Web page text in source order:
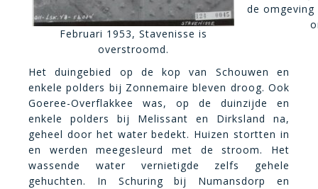
Februari 1953, Stavenisse is
overstroomd.
de omgeving
Het duingebied op de kop van Schouwen en
enkele polders bij Zonnemaire bleven droog. Ook
Goeree-Overflakkee was, op de duinzijde en
enkele polders bij Melissant en Dirksland na,
geheel door het water bedekt. Huizen stortten in
en werden meegesleurd met de stroom. Het
wassende water vernietigde zelfs gehele
gehuchten. In Schuring bij Numansdorp en